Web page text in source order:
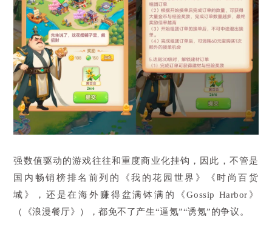
强数值驱动的游戏往往和重度商业化挂钩，因此，不管是
国内畅销榜排名前列的《我的花园世界》《时尚百货
城》，还是在海外赚得盆满钵满的《Gossip Harbor》
（《浪漫餐厅》），都免不了产生“逼氪”“诱氪”的争议。